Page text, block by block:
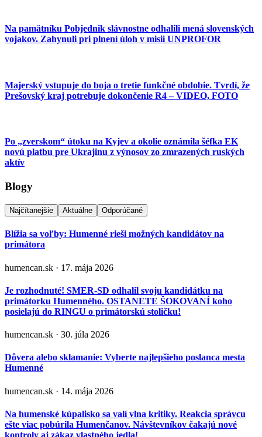
Na pamätníku Pobjednik slávnostne odhalili mená slovenských
vojakov. Zahynuli pri plnení úloh v misii UNPROFOR
Majerský vstupuje do boja o tretie funkčné obdobie. Tvrdí, že
Prešovský kraj potrebuje dokončenie R4 – VIDEO, FOTO
Po „zverskom“ útoku na Kyjev a okolie oznámila šéfka EK
novú platbu pre Ukrajinu z výnosov zo zmrazených ruských
aktív
Blogy
Najčítanejšie Aktuálne Odporúčané
Blížia sa voľby: Humenné rieši možných kandidátov na
primátora
humencan.sk · 17. mája 2026
Je rozhodnuté! SMER-SD odhalil svoju kandidátku na
primátorku Humenného. OSTANETE ŠOKOVANÍ koho
posielajú do RINGU o primátorskú stoličku!
humencan.sk · 30. júla 2026
Dôvera alebo sklamanie: Vyberte najlepšieho poslanca mesta
Humenné
humencan.sk · 14. mája 2026
Na humenské kúpalisko sa valí vlna kritiky. Reakcia správcu
ešte viac pobúrila Humenčanov. Návštevníkov čakajú nové
kontroly aj zákaz vlastného jedla!